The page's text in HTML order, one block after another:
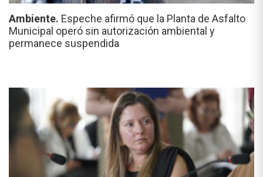
Ambiente. Espeche afirmó que la Planta de Asfalto
Municipal operó sin autorización ambiental y
permanece suspendida